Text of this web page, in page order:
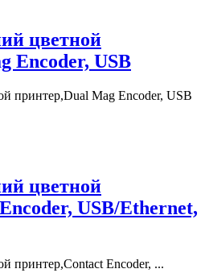
цветной
Encoder, USB
принтер,Dual Mag Encoder, USB
цветной
USB/Ethernet,
принтер,Contact Encoder, ...